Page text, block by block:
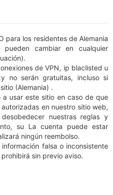
para los residentes de Alemania
cambiar en cualquier
de VPN, ip blaclisted u
no serán gratuitas, incluso si
(Alemania) .
usar este sitio en caso de que
en nuestro sitio web,
nuestras reglas y
su La cuenta puede estar
ningún reembolso.
falsa o inconsistente
sin previo aviso.